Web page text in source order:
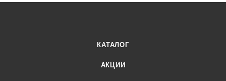
КАТАЛОГ
АКЦИИ